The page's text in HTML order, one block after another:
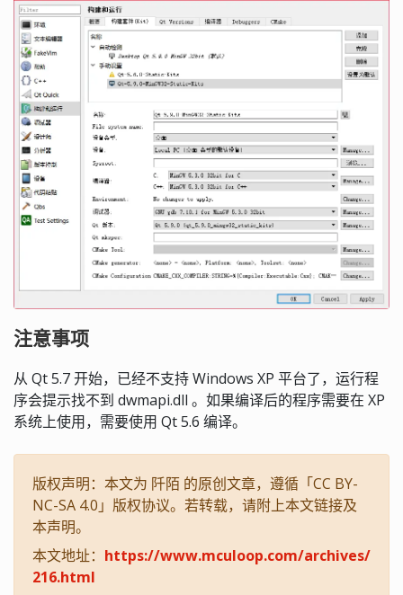
注意事项
从 Qt 5.7 开始，已经不支持 Windows XP 平台了，运行程
序会提示找不到 dwmapi.dll 。如果编译后的程序需要在 XP
系统上使用，需要使用 Qt 5.6 编译。
版权声明：本文为 阡陌 的原创文章，遵循「CC BY-
NC-SA 4.0」版权协议。若转载，请附上本文链接及
本声明。
本文地址： https://www.mculoop.com/archives/
216.html